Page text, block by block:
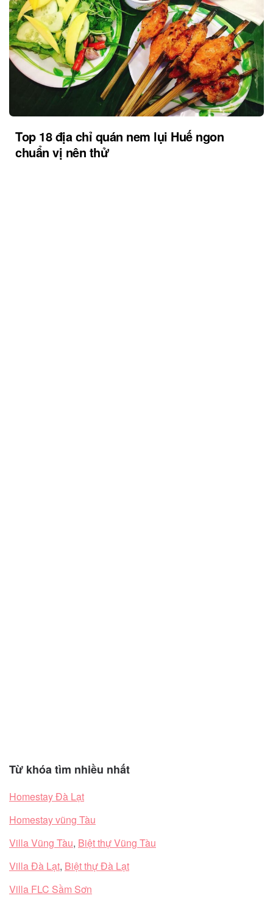
Top 18 địa chỉ quán nem lụi Huế ngon
chuẩn vị nên thử
Từ khóa tìm nhiều nhất
Homestay Đà Lạt
Homestay vũng Tàu
Villa Vũng Tàu, Biệt thự Vũng Tàu
Villa Đà Lạt, Biệt thự Đà Lạt
Villa FLC Sầm Sơn